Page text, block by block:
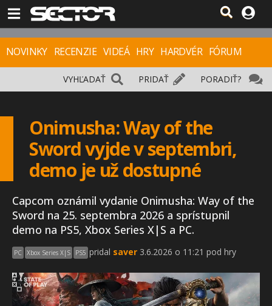
NOVINKY RECENZIE VIDEÁ HRY HARDVÉR FÓRUM
PORADIŤ?
PRIDAŤ
VYHĽADAŤ
Onimusha: Way of the
Sword vyjde v septembri,
demo je už dostupné
Capcom oznámil vydanie Onimusha: Way of the
Sword na 25. septembra 2026 a sprístupnil
demo na PS5, Xbox Series X|S a PC.
PC Xbox Series X|S PS5 pridal saver 3.6.2026 o 11:21 pod hry